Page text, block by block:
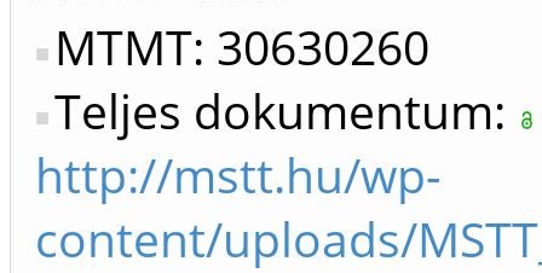
MTMT: 30630260
Teljes dokumentum:
http://mstt.hu/wp-
content/uploads/